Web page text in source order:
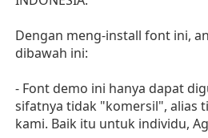
Dengan meng-install font ini,
dibawah ini:
- Font demo ini hanya dapat
sifatnya tidak "komersil", alias
kami. Baik itu untuk individu,